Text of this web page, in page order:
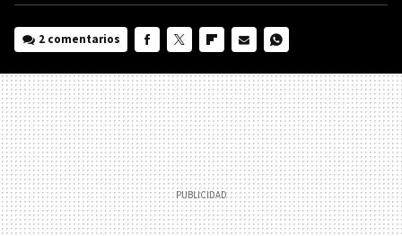
2 comentarios
MAIL